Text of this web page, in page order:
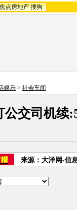
点房地产 搜狗
娱乐 > 社会车闻
公交司机续
来源：大洋网-信